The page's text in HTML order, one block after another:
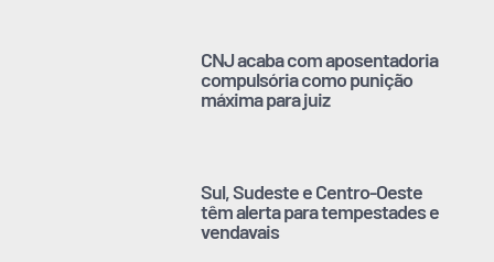
CNJ acaba com aposentadoria
compulsória como punição
máxima para juiz
Sul, Sudeste e Centro-Oeste
têm alerta para tempestades e
vendavais